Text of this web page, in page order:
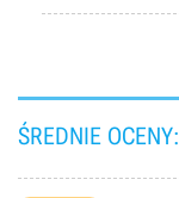
ŚREDNIE OCENY: